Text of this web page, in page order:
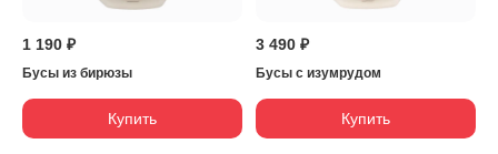
1 190 ₽
Бусы из бирюзы
Купить
3 490 ₽
Бусы с изумрудом
Купить